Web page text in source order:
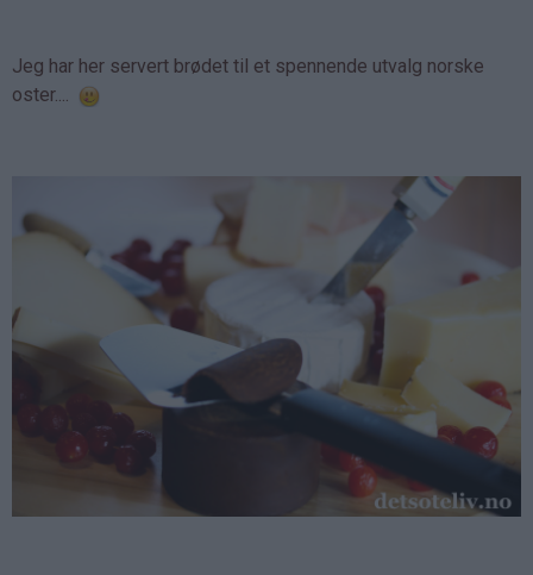
Jeg har her servert brødet til et spennende utvalg norske
oster....